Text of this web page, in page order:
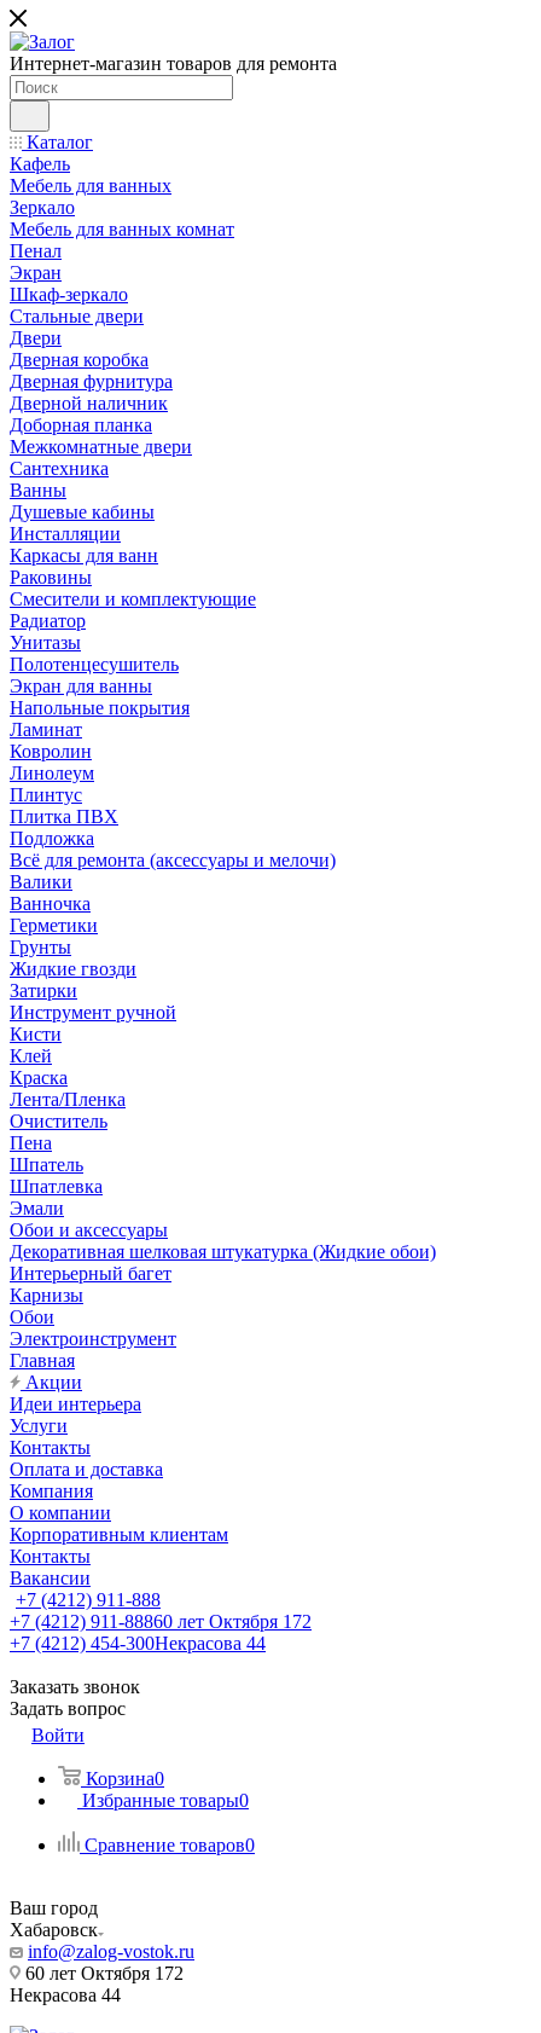
Интернет-магазин товаров для ремонта
Каталог
Кафель
Мебель для ванных
Зеркало
Мебель для ванных комнат
Пенал
Экран
Шкаф-зеркало
Стальные двери
Двери
Дверная коробка
Дверная фурнитура
Дверной наличник
Доборная планка
Межкомнатные двери
Сантехника
Ванны
Душевые кабины
Инсталляции
Каркасы для ванн
Раковины
Смесители и комплектующие
Радиатор
Унитазы
Полотенцесушитель
Экран для ванны
Напольные покрытия
Ламинат
Ковролин
Линолеум
Плинтус
Плитка ПВХ
Подложка
Всё для ремонта (аксессуары и мелочи)
Валики
Ванночка
Герметики
Грунты
Жидкие гвозди
Затирки
Инструмент ручной
Кисти
Клей
Краска
Лента/Пленка
Очиститель
Пена
Шпатель
Шпатлевка
Эмали
Обои и аксессуары
Декоративная шелковая штукатурка (Жидкие обои)
Интерьерный багет
Карнизы
Обои
Электроинструмент
Главная
Акции
Идеи интерьера
Услуги
Контакты
Оплата и доставка
Компания
О компании
Корпоративным клиентам
Контакты
Вакансии
+7 (4212) 911-888
+7 (4212) 911-88860 лет Октября 172
+7 (4212) 454-300Некрасова 44
Заказать звонок
Задать вопрос
Войти
Корзина0
Избранные товары0
Сравнение товаров0
Ваш город
Хабаровск
info@zalog-vostok.ru
60 лет Октября 172
Некрасова 44